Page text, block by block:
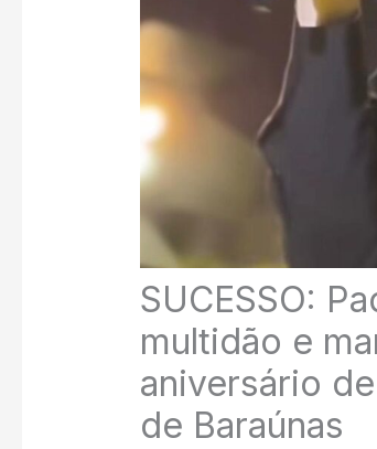
SUCESSO:
multidão e
aniversário
de Baraúnas